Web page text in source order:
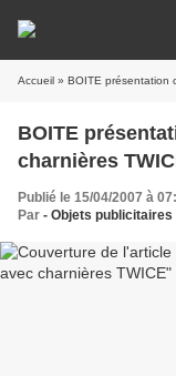
Accueil » BOITE présentation
BOITE
charnières
Publié le 15/04/2007 à
Par - Objets publicitaires